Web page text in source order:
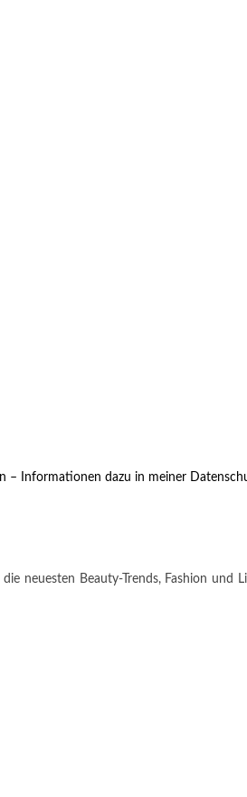
– Informationen dazu in meiner
neuesten Beauty-Trends, Fashion und